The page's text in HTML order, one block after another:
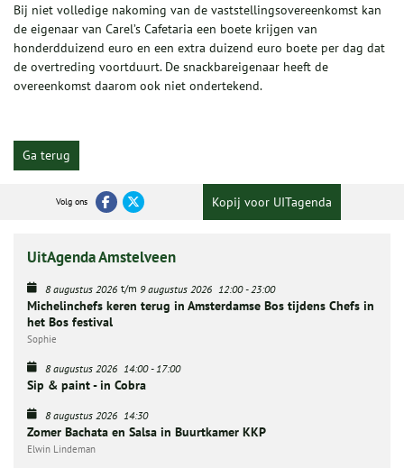
Bij niet volledige nakoming van de vaststellingsovereenkomst kan
de eigenaar van Carel’s Cafetaria een boete krijgen van
honderdduizend euro en een extra duizend euro boete per dag dat
de overtreding voortduurt. De snackbareigenaar heeft de
overeenkomst daarom ook niet ondertekend.
Ga terug
Volg ons Kopij voor UITagenda
UitAgenda Amstelveen
8 augustus 2026 t/m 9 augustus 2026 12:00- 23:00
Michelinchefs keren terug in Amsterdamse Bos tijdens Chefs in
het Bos festival
Sophie
8 augustus 2026 14:00- 17:00
Sip & paint - in Cobra
8 augustus 2026 14:30
Zomer Bachata en Salsa in Buurtkamer KKP
Elwin Lindeman